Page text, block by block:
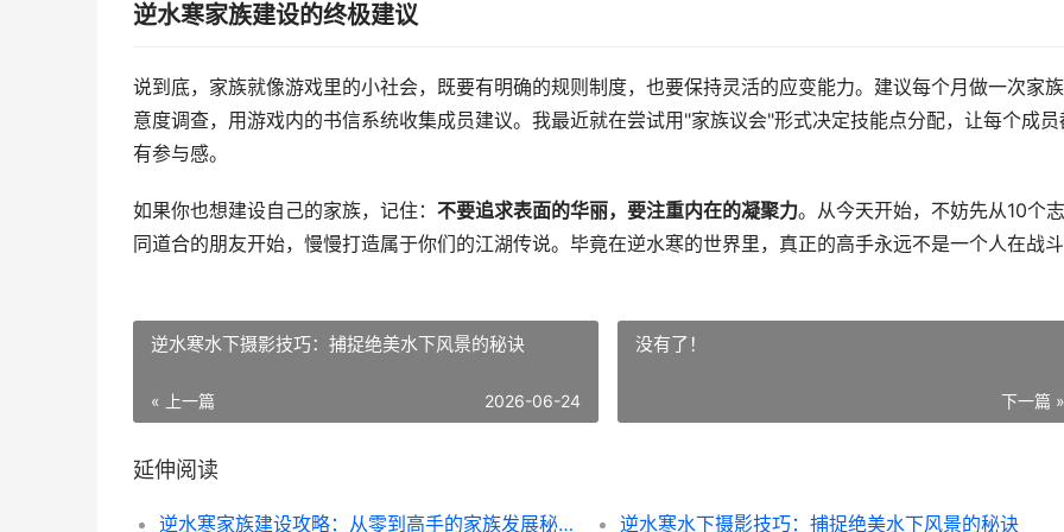
逆水寒家族建设的终极建议
说到底，家族就像游戏里的小社会，既要有明确的规则制度，也要保持灵活的应变能力。建议每个月做一次家
意度调查，用游戏内的书信系统收集成员建议。我最近就在尝试用"家族议会"形式决定技能点分配，让每个成员
有参与感。
如果你也想建设自己的家族，记住： 不要追求表面的华丽，要注重内在的凝聚力。从今天开始，不妨先从10个志
同道合的朋友开始，慢慢打造属于你们的江湖传说。毕竟在逆水寒的世界里，真正的高手永远不是一个人在战斗
逆水寒水下摄影技巧：捕捉绝美水下风景的秘诀
« 上一篇 2026-06-24
没有了！
下一篇 »
延伸阅读
逆水寒家族建设攻略：从零到高手的家族发展秘籍 逆水寒水下摄影技巧：捕捉绝美水下风景的秘诀